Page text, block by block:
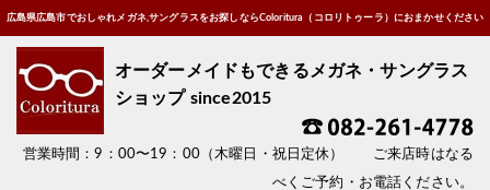
広島県広島市でおしゃれメガネ,サングラスをお探しならColoritura（コロリトゥーラ）におまかせください
オーダーメイドもできるメガネ・サングラス
ショップ since2015
営業時間：9：00〜19：00（木曜日・祝日定休） ご来店時はなる
べくご予約・お電話ください。